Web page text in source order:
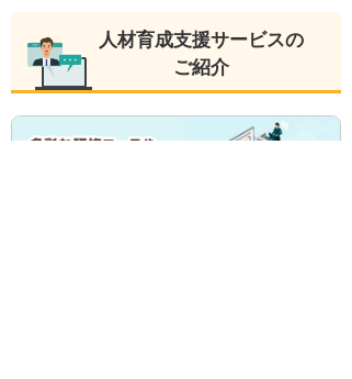
人材育成支援サービスの
ご紹介